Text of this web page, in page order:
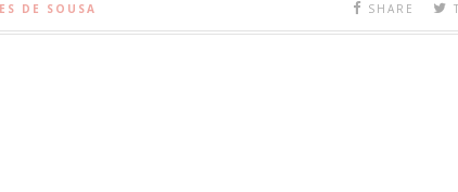
DE SOUSA SHARE